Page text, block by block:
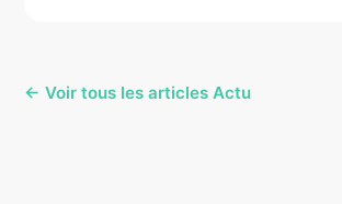
← Voir tous les articles Actu